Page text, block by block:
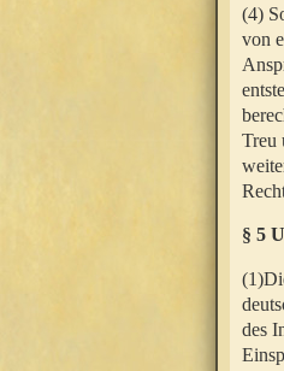
(4)
von
Treu
§ 5
des